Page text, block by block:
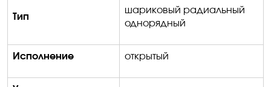
Тип
шариковый радиальный
однорядный
Исполнение открытый